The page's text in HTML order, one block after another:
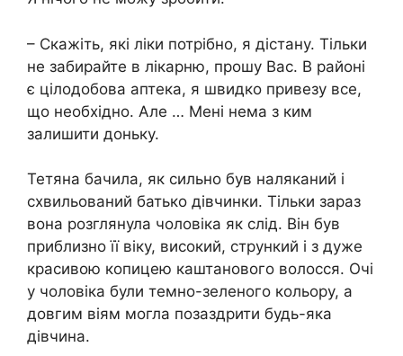
– Скажіть, які ліки потрібно, я дістану. Тільки
не забирайте в лікарню, прошу Вас. В районі
є цілодобова аптека, я швидко привезу все,
що необхідно. Але … Мені нема з ким
залишити доньку.
Тетяна бачила, як сильно був наляканий і
схвильований батько дівчинки. Тільки зараз
вона розглянула чоловіка як слід. Він був
приблизно її віку, високий, стрункий і з дуже
красивою копицею каштанового волосся. Очі
у чоловіка були темно-зеленого кольору, а
довгим віям могла позаздрити будь-яка
дівчина.